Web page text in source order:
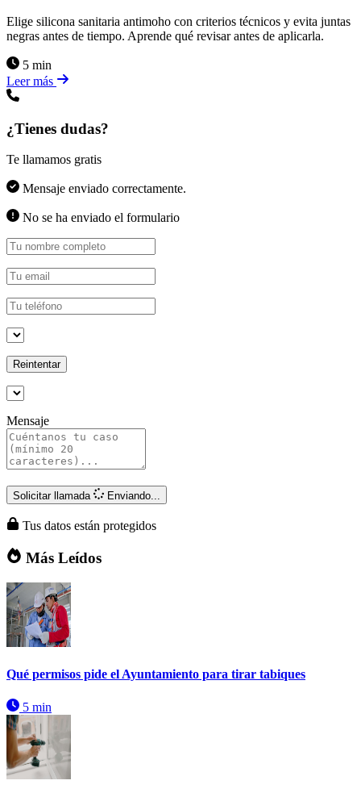
Elige silicona sanitaria antimoho con criterios técnicos y evita juntas
negras antes de tiempo. Aprende qué revisar antes de aplicarla.
5 min
Leer más
¿Tienes dudas?
Te llamamos gratis
Mensaje enviado correctamente.
No se ha enviado el formulario
Reintentar
Mensaje
Solicitar llamada Enviando...
Tus datos están protegidos
Más Leídos
Qué permisos pide el Ayuntamiento para tirar tabiques
5 min